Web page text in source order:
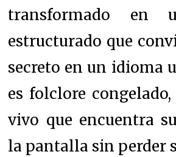
transformado en
estructurado que
secreto en un idioma
es folclore
vivo que encuentra
la pantalla sin perder